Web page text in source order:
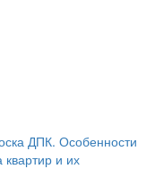
ДПК. Особенности
и их